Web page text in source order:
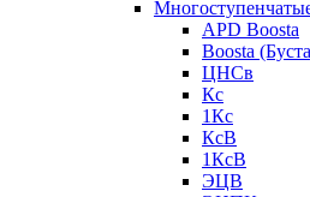
APD Boosta
Boosta
ЦНСв
Кс
1Кс
КсВ
1КсВ
ЭЦВ